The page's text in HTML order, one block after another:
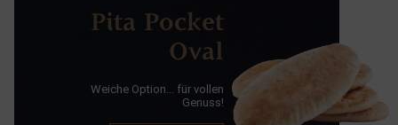
Pita Pocket
Oval
Weiche Option... für vollen
Genuss!